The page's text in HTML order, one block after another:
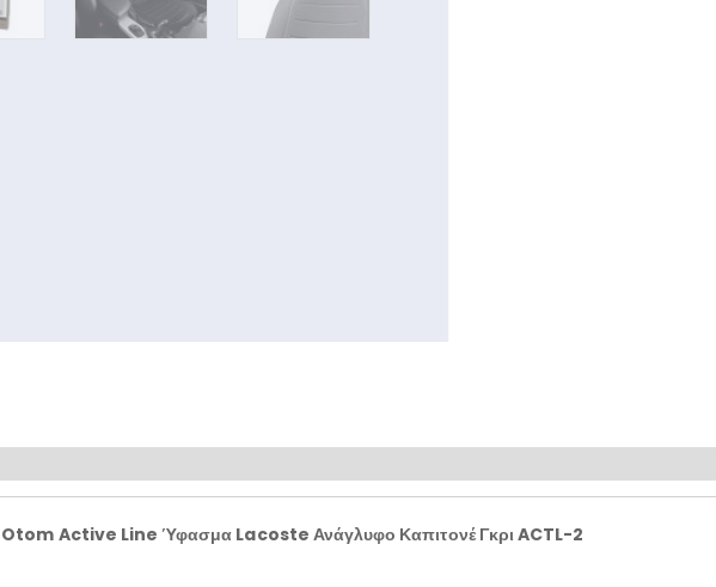
Otom Active Line Ύφασμα Lacoste Ανάγλυφο Καπιτονέ Γκρι ACTL-2